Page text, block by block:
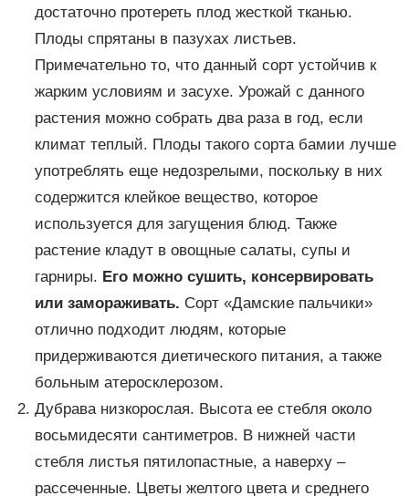
достаточно протереть плод жесткой тканью.
Плоды спрятаны в пазухах листьев.
Примечательно то, что данный сорт устойчив к
жарким условиям и засухе. Урожай с данного
растения можно собрать два раза в год, если
климат теплый. Плоды такого сорта бамии лучше
употреблять еще недозрелыми, поскольку в них
содержится клейкое вещество, которое
используется для загущения блюд. Также
растение кладут в овощные салаты, супы и
гарниры. Его можно сушить, консервировать
или замораживать. Сорт «Дамские пальчики»
отлично подходит людям, которые
придерживаются диетического питания, а также
больным атеросклерозом.
Дубрава низкорослая. Высота ее стебля около
восьмидесяти сантиметров. В нижней части
стебля листья пятилопастные, а наверху –
рассеченные. Цветы желтого цвета и среднего